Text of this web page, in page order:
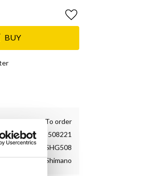
BUY
Add to favorites
To order
ICSHG508221
ICSHG508
Shimano